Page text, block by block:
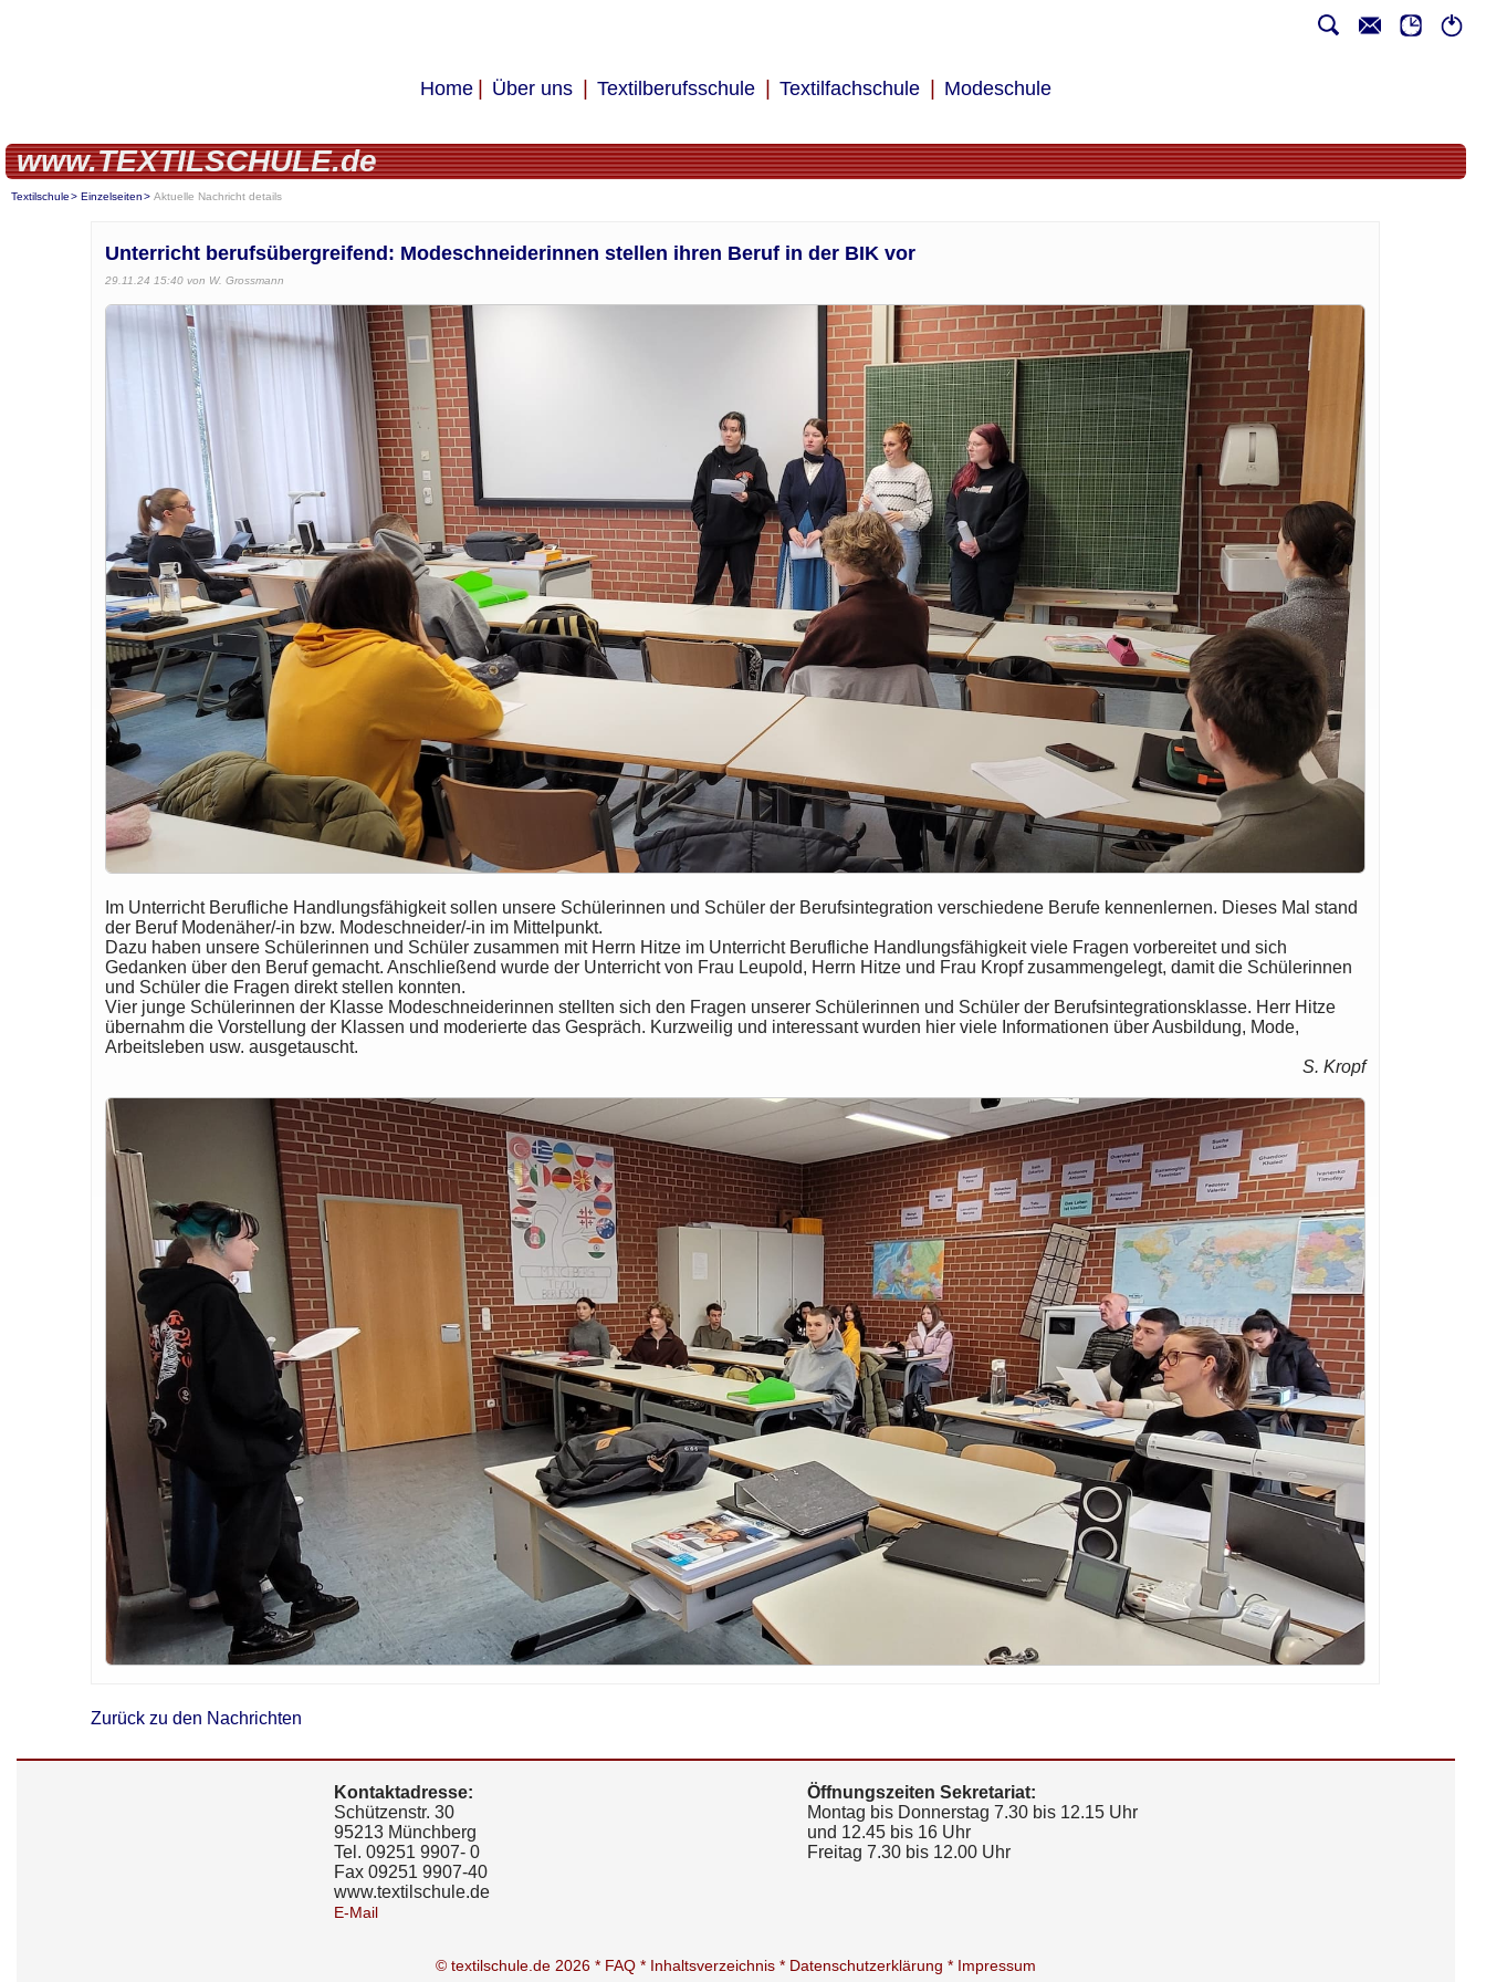
Home Über uns Textilberufsschule Textilfachschule Modeschule
www.TEXTILSCHULE.de
Textilschule Einzelseiten Aktuelle Nachricht details
Unterricht berufsübergreifend: Modeschneiderinnen stellen ihren Beruf in der BIK vor
29.11.24 15:40 von W. Grossmann
Im Unterricht Berufliche Handlungsfähigkeit sollen unsere Schülerinnen und Schüler der Berufsintegration verschiedene Berufe kennenlernen. Dieses Mal stand
der Beruf Modenäher/-in bzw. Modeschneider/-in im Mittelpunkt.
Dazu haben unsere Schülerinnen und Schüler zusammen mit Herrn Hitze im Unterricht Berufliche Handlungsfähigkeit viele Fragen vorbereitet und sich
Gedanken über den Beruf gemacht. Anschließend wurde der Unterricht von Frau Leupold, Herrn Hitze und Frau Kropf zusammengelegt, damit die Schülerinnen
und Schüler die Fragen direkt stellen konnten.
Vier junge Schülerinnen der Klasse Modeschneiderinnen stellten sich den Fragen unserer Schülerinnen und Schüler der Berufsintegrationsklasse. Herr Hitze
übernahm die Vorstellung der Klassen und moderierte das Gespräch. Kurzweilig und interessant wurden hier viele Informationen über Ausbildung, Mode,
Arbeitsleben usw. ausgetauscht.
S. Kropf
Zurück zu den Nachrichten
Kontaktadresse:
Schützenstr. 30
95213 Münchberg
Tel. 09251 9907- 0
Fax 09251 9907-40
www.textilschule.de
E-Mail
Öffnungszeiten Sekretariat:
Montag bis Donnerstag 7.30 bis 12.15 Uhr
und 12.45 bis 16 Uhr
Freitag 7.30 bis 12.00 Uhr
© textilschule.de 2026 * FAQ * Inhaltsverzeichnis * Datenschutzerklärung * Impressum